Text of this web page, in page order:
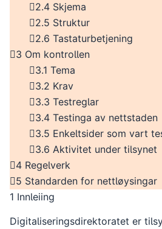
2.4 Skjema
2.5 Struktur
2.6 Tastaturbetjening
3 Om kontrollen
3.1 Tema
3.2 Krav
3.3 Testreglar
3.4 Testinga av nettstaden
3.5 Enkeltsider som vart
3.6 Aktivitet under tilsynet
4 Regelverk
5 Standarden for nettløysingar
1 Innleiing
Digitaliseringsdirektoratet er